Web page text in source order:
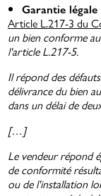
Garantie
Article L.217-3 du
un bien conforme
l'article L.217-5.
Il répond des
délivrance du bien
dans un délai de
[…]
Le vendeur répond
de conformité
ou de l'installation